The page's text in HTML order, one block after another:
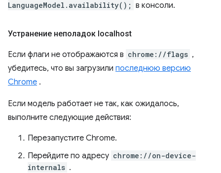
LanguageModel.availability(); в консоли.
Устранение неполадок localhost
Если флаги не отображаются в chrome://flags ,
убедитесь, что вы загрузили последнюю версию
Chrome .
Если модель работает не так, как ожидалось,
выполните следующие действия:
Перезапустите Chrome.
Перейдите по адресу chrome://on-device-
internals .